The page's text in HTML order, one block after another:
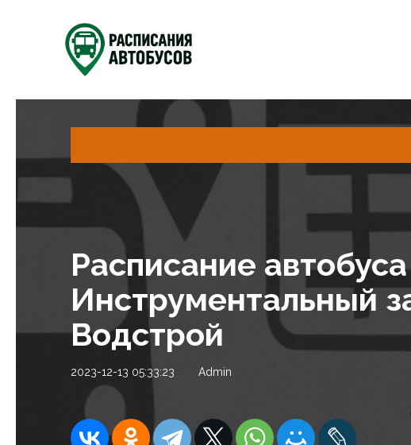
Расписание
Инструментальный
Водстрой
2023-12-13 05:33:23 Admin